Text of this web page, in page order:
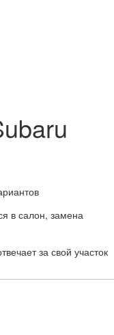
в салон, замена
за свой участок